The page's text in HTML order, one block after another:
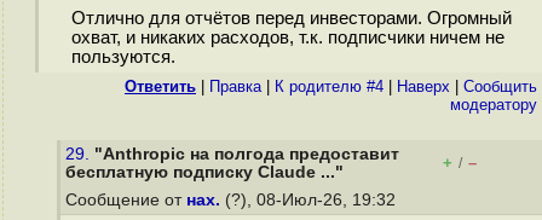
Отлично для отчётов перед инвесторами. Огромный
охват, и никаких расходов, т.к. подписчики ничем не
пользуются.
Ответить Правка| К родителю #4 Наверх
Cообщить
модератору
29. "Anthropic на полгода предоставит
бесплатную подписку Claude ..."
+ / –
Сообщение от нах. (?), 08-Июл-26, 19:32